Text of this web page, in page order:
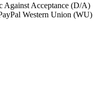
Against Acceptance (D/A)
Western Union (WU)